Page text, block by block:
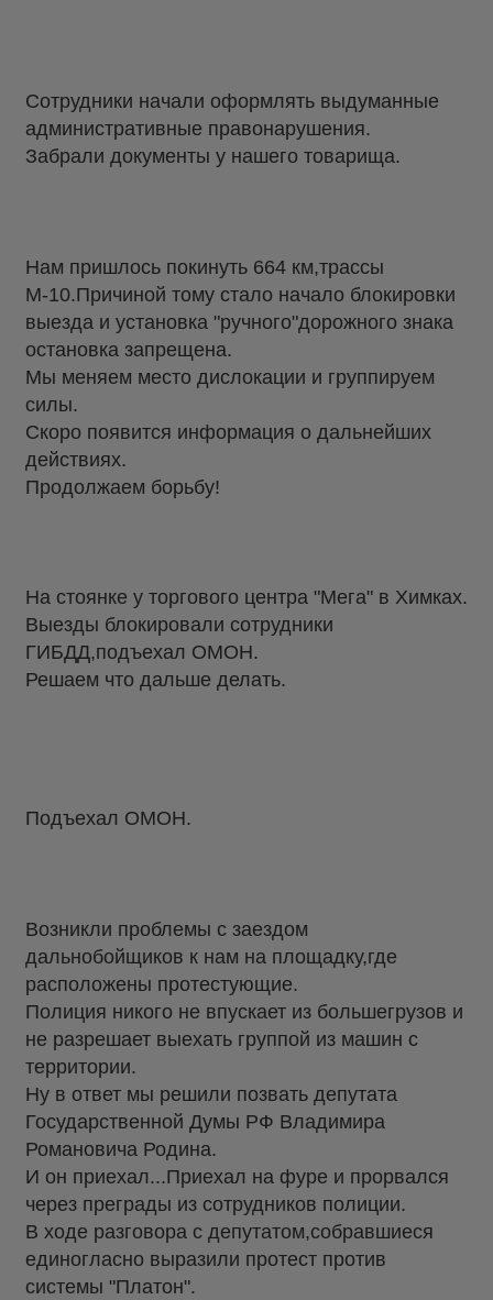
Сотрудники начали оформлять выдуманные
административные правонарушения.
Забрали документы у нашего товарища.
Нам пришлось покинуть 664 км,трассы
М-10.Причиной тому стало начало блокировки
выезда и установка "ручного"дорожного знака
остановка запрещена.
Мы меняем место дислокации и группируем
силы.
Скоро появится информация о дальнейших
действиях.
Продолжаем борьбу!
На стоянке у торгового центра "Мега" в Химках.
Выезды блокировали сотрудники
ГИБДД,подъехал ОМОН.
Решаем что дальше делать.
Подъехал ОМОН.
Возникли проблемы с заездом
дальнобойщиков к нам на площадку,где
расположены протестующие.
Полиция никого не впускает из большегрузов и
не разрешает выехать группой из машин с
территории.
Ну в ответ мы решили позвать депутата
Государственной Думы РФ Владимира
Романовича Родина.
И он приехал...Приехал на фуре и прорвался
через преграды из сотрудников полиции.
В ходе разговора с депутатом,собравшиеся
единогласно выразили протест против
системы "Платон".